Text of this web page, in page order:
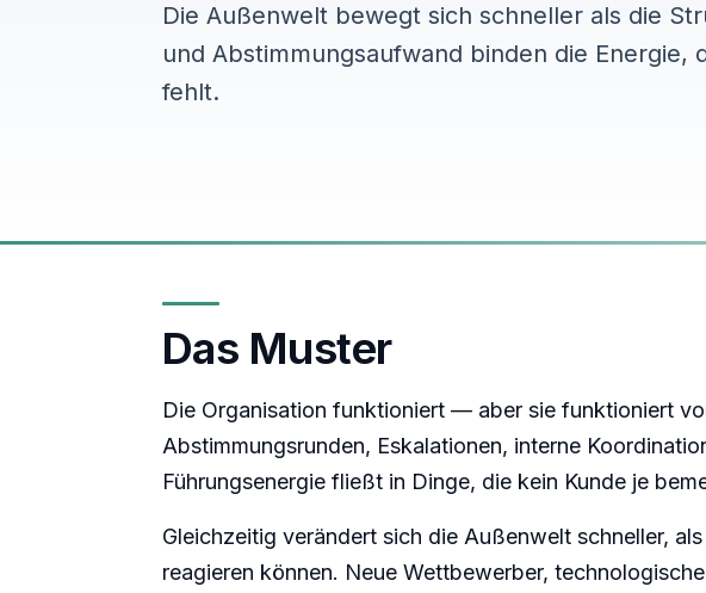
Die Außenwelt bewegt sich schneller als die
und Abstimmungsaufwand binden die Energie,
fehlt.
Das Muster
Die Organisation funktioniert — aber sie funktioniert
Abstimmungsrunden, Eskalationen, interne
Führungsenergie fließt in Dinge, die kein Kunde je
Gleichzeitig verändert sich die Außenwelt schneller,
reagieren können. Neue Wettbewerber,